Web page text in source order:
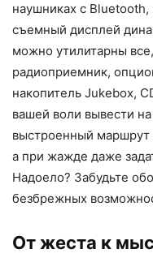
наушниках с Bluetooth,
съемный дисплей
можно утилитарны
радиоприемник,
накопитель Jukebox,
вашей воли вывести
выстроенный
а при жажде даже
Надоело? Забудьте
безбрежных
От жеста к